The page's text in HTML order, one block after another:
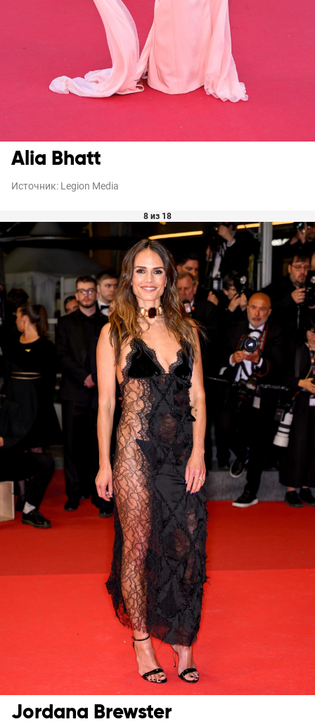
Alia Bhatt
Источник: Legion Media
8 из 18
Jordana Brewster